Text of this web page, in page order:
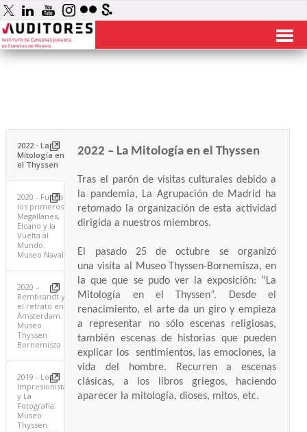
2022 - La
Mitología en
el Thyssen
2020 - Fuimos
los primeros.
Magallanes,
Elcano y la
Vuelta al
Mundo.
Museo Naval
2020 –
Rembrandt y
el retrato en
Ámsterdam.
Museo
Thyssen
Bornemisza
2019 - Los
Impresionistas
y La
Fotografía.
Museo
Thyssen
2022 – La Mitología en el Thyssen
Tras el parón de visitas culturales debido a
la pandemia, La Agrupación de Madrid ha
retomado la organización de esta actividad
dirigida a nuestros miembros.
El pasado 25 de octubre se organizó
una visita al Museo Thyssen-Bornemisza, en
la que que se pudo ver la exposición: “La
Mitología en el Thyssen”.
Desde el
renacimiento, el arte da un giro y empieza
a representar no sólo escenas religiosas,
también escenas de historias que pueden
explicar los sentimientos, las emociones, la
vida del hombre. Recurren a escenas
clásicas, a los libros griegos, haciendo
aparecer la mitología, dioses, mitos, etc.